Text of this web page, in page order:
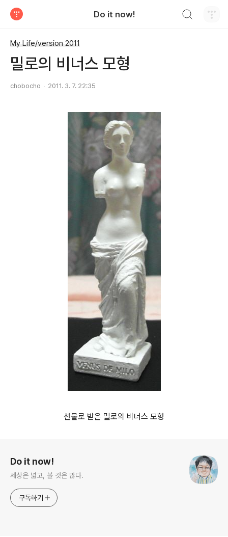
Do it now!
My Life/version 2011
밀로의 비너스 모형
chobocho 2011. 3. 7. 22:35
선물로 받은 밀로의 비너스 모형
Do it now!
세상은 넓고, 볼 것은 많다.
구독하기